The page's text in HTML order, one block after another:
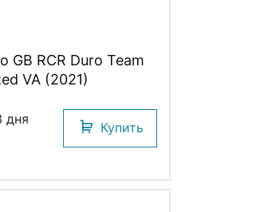
GB RCR Duro Team
VA (2021)
дня
Купить